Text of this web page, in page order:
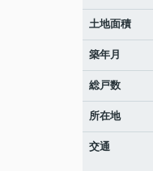
土地面積
築年月
総戸数
所在地
交通